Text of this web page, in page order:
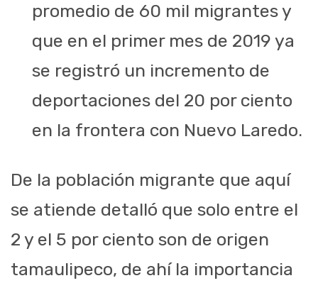
promedio de 60 mil migrantes y
que en el primer mes de 2019 ya
se registró un incremento de
deportaciones del 20 por ciento
en la frontera con Nuevo Laredo.
De la población migrante que aquí
se atiende detalló que solo entre el
2 y el 5 por ciento son de origen
tamaulipeco, de ahí la importancia